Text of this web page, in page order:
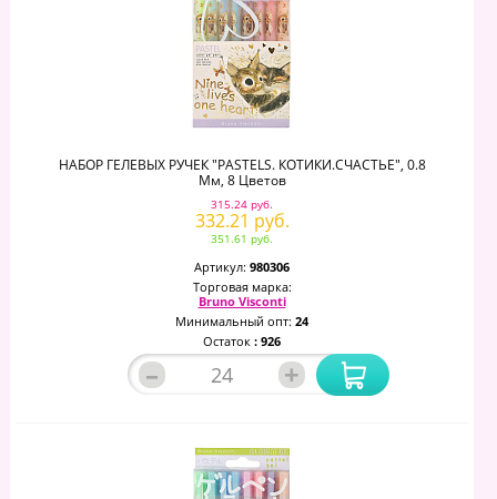
НАБОР ГЕЛЕВЫХ РУЧЕК "PASTELS. КОТИКИ.СЧАСТЬЕ", 0.8
Мм, 8 Цветов
315.24 руб.
332.21 руб.
351.61 руб.
Артикул: 980306
Торговая марка:
Bruno Visconti
Минимальный опт: 24
Остаток : 926
– +